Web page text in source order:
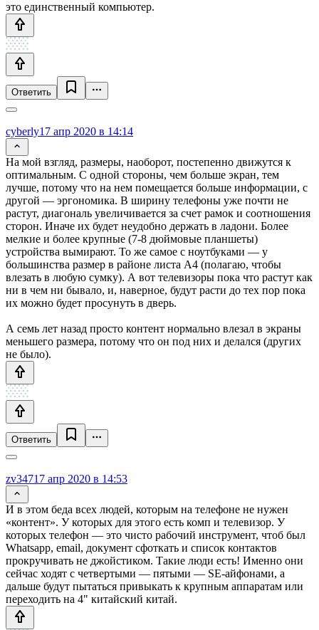
это единственный компьютер.
Ответить
cyberly17 апр 2020 в 14:14
На мой взгляд, размеры, наоборот, постепенно движутся к
оптимальным. С одной стороны, чем больше экран, тем
лучше, потому что на нем помещается больше информации, с
другой — эргономика. В ширину телефоны уже почти не
растут, диагональ увеличивается за счет рамок и соотношения
сторон. Иначе их будет неудобно держать в ладони. Более
мелкие и более крупные (7-8 дюймовые планшеты)
устройства вымирают. То же самое с ноутбуками — у
большинства размер в районе листа А4 (полагаю, чтобы
влезать в любую сумку). А вот телевизоры пока что растут как
ни в чем ни бывало, и, наверное, будут расти до тех пор пока
их можно будет просунуть в дверь.
А семь лет назад просто контент нормально влезал в экраны
меньшего размера, потому что он под них и делался (других
не было).
Ответить
zv34717 апр 2020 в 14:53
И в этом беда всех людей, которым на телефоне не нужен
«контент». У которых для этого есть комп и телевизор. У
которых телефон — это чисто рабочий инструмент, чтоб был
Whatsapp, email, документ сфоткать и список контактов
прокручивать не джойстиком. Такие люди есть! Именно они
сейчас ходят с четвертыми — пятыми — SE-айфонами, а
дальше будут пытаться привыкать к крупным аппаратам или
переходить на 4" китайский китай.